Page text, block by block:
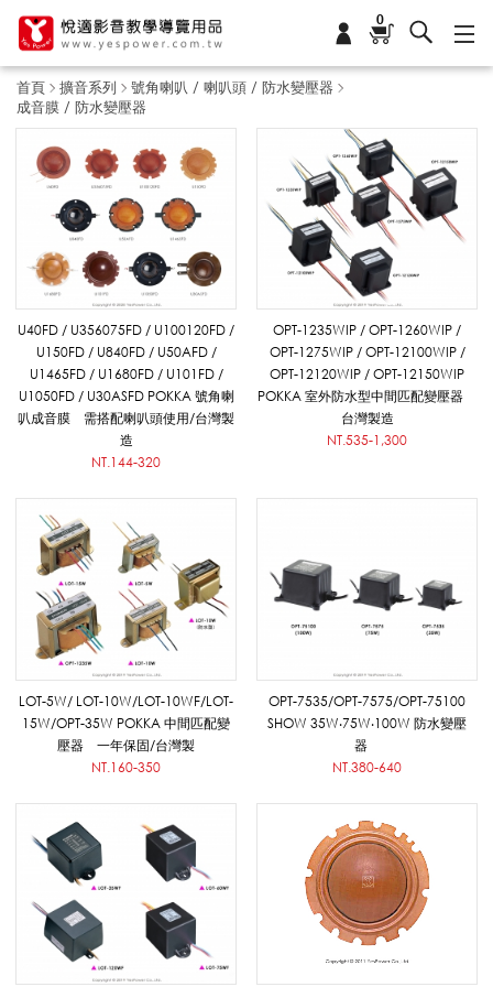
0
首頁 擴音系列
號角喇叭 / 喇叭頭 / 防水變壓器
成音膜 / 防水變壓器
成
音
膜
/
水
變
壓
器
號
U40FD / U356075FD / U100120FD /
U150FD / U840FD / U50AFD /
U1465FD / U1680FD / U101FD /
U1050FD / U30ASFD POKKA 號角喇
叭成音膜 需搭配喇叭頭使用/台灣製
造
NT.144-320
OPT-1235WIP / OPT-1260WIP /
OPT-1275WIP / OPT-12100WIP /
OPT-12120WIP / OPT-12150WIP
POKKA 室外防水型中間匹配變壓器
台灣製造
NT.535-1,300
LOT-5W/ LOT-10W/LOT-10WF/LOT-
15W/OPT-35W POKKA 中間匹配變
壓器 一年保固/台灣製
NT.160-350
OPT-7535/OPT-7575/OPT-75100
SHOW 35W‧75W‧100W 防水變壓
器
NT.380-640